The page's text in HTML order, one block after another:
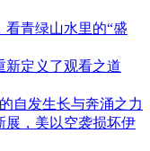
看青绿山水里的“盛
新定义了观看之道
自发生长与奔涌之力
展，美以空袭损坏伊